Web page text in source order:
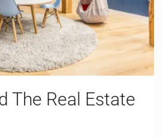
The Real Estate